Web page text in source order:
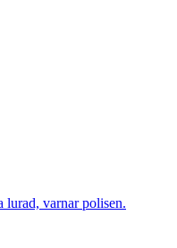
lurad, varnar polisen.